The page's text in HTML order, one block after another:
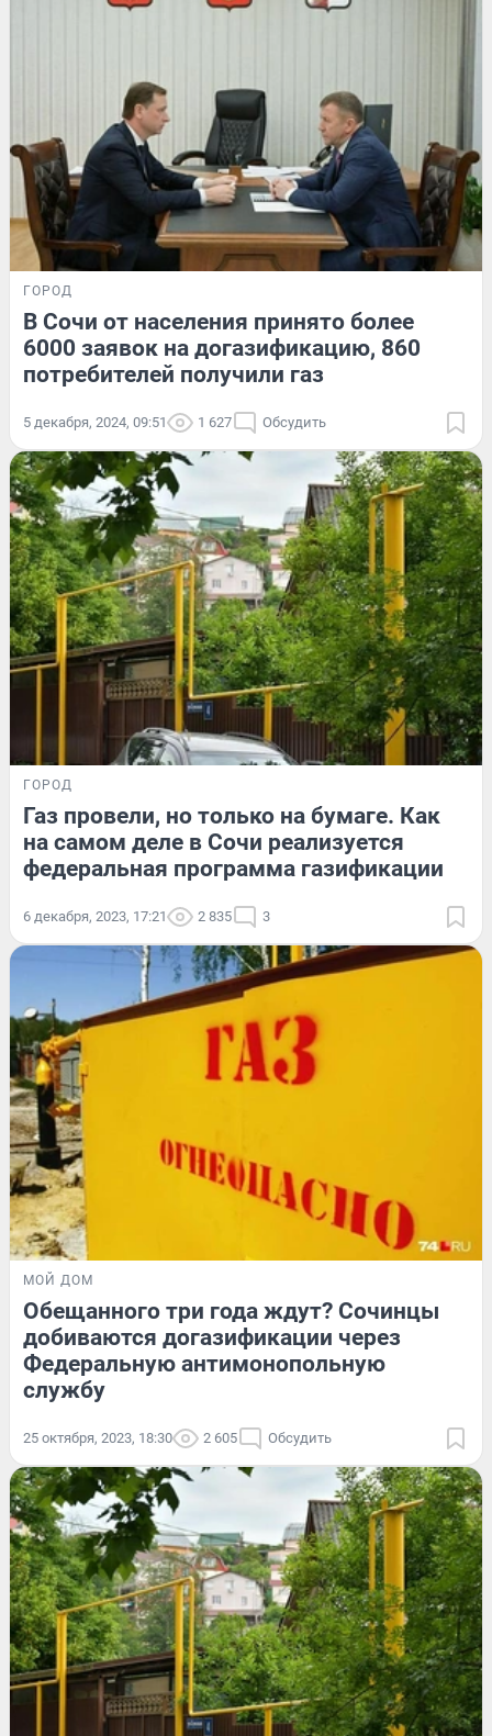
ГОРОД
В Сочи от населения принято более
6000 заявок на догазификацию, 860
потребителей получили газ
5 декабря, 2024, 09:51 1 627 Обсудить
ГОРОД
Газ провели, но только на бумаге. Как
на самом деле в Сочи реализуется
федеральная программа газификации
6 декабря, 2023, 17:21 2 835 3
МОЙ ДОМ
Обещанного три года ждут? Сочинцы
добиваются догазификации через
Федеральную антимонопольную
службу
25 октября, 2023, 18:30 2 605 Обсудить